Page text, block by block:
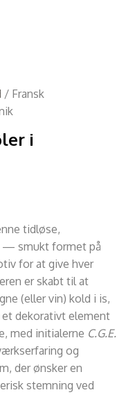
/ Fransk
i
tidløse,
— smukt formet på
for at give hver
er skabt til at
(eller vin) kold i is,
dekorativt element
med initialerne C.G.E.
og
der ønsker en
stemning ved